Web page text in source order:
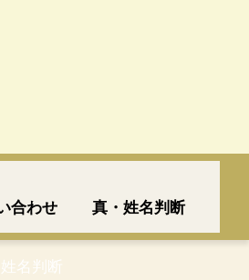
合わせ 真・姓名判断
姓名判断